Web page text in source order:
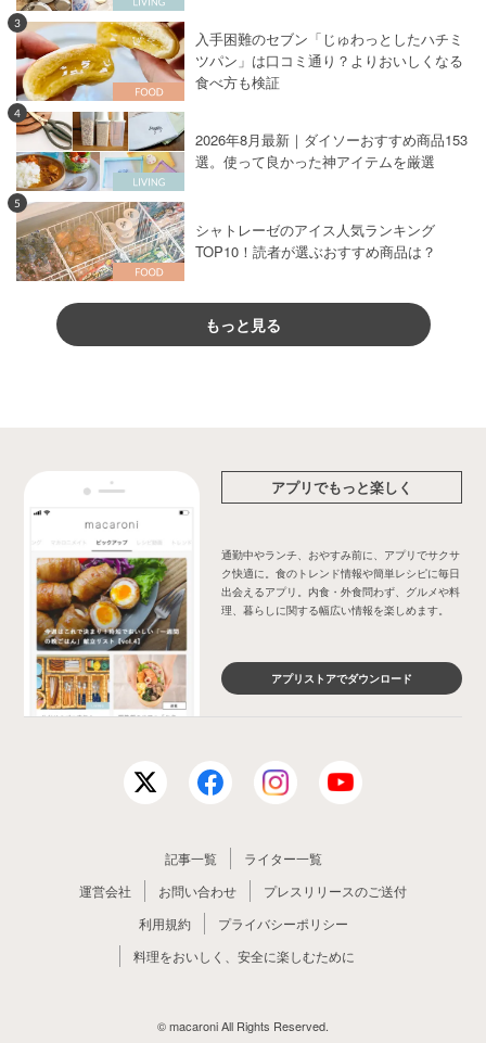
3
入手困難のセブン「じゅわっとしたハチミ
ツパン」は口コミ通り？よりおいしくなる
食べ方も検証
4
2026年8月最新｜ダイソーおすすめ商品153
選。使って良かった神アイテムを厳選
5
シャトレーゼのアイス人気ランキング
TOP10！読者が選ぶおすすめ商品は？
もっと見る
アプリでもっと楽しく
通勤中やランチ、おやすみ前に、アプリでサクサ
ク快適に。食のトレンド情報や簡単レシピに毎日
出会えるアプリ。内食・外食問わず、グルメや料
理、暮らしに関する幅広い情報を楽しめます。
アプリストアでダウンロード
記事一覧
ライター一覧
運営会社
お問い合わせ
プレスリリースのご送付
利用規約
プライバシーポリシー
料理をおいしく、安全に楽しむために
© macaroni All Rights Reserved.